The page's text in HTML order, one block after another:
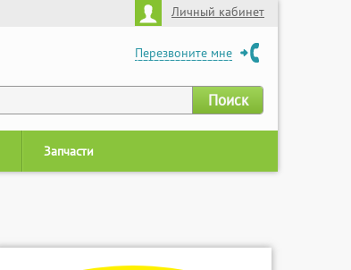
Личный кабинет
Перезвоните мне
Запчасти